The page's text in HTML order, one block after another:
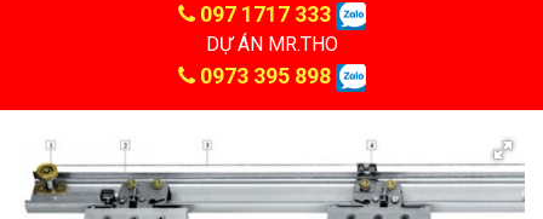
097 1717 333
DỰ ÁN MR.THO
0973 395 898